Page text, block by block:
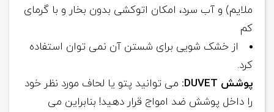
ملایم) و آب سرد، امکان اتوکشی بدون بخار و با گرمای
کم
از خشک شویی برای شستن آن نمی توان استفاده
کرد.
پوشش DUVET:
می توانید پتو یا لحاف مورد نظر خود
را داخل پوشش ضد امواج قرار دهید! بنابراین می